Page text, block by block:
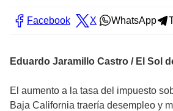
Facebook X WhatsApp
Eduardo Jaramillo Castro / El Sol
El aumento a la tasa del impuesto
Baja California traería desempleo y